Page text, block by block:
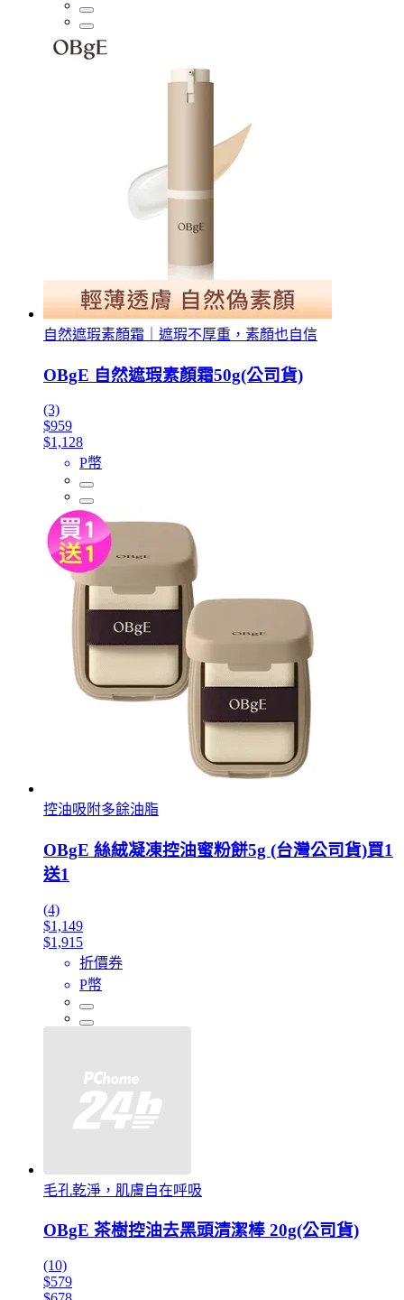
自然遮瑕素顏霜｜遮瑕不厚重，素顏也自信
OBgE 自然遮瑕素顏霜50g(公司貨)
(3)
$959
$1,128
P幣
控油吸附多餘油脂
OBgE 絲絨凝凍控油蜜粉餅5g (台灣公司貨)買1
送1
(4)
$1,149
$1,915
折價券
P幣
毛孔乾淨，肌膚自在呼吸
OBgE 茶樹控油去黑頭清潔棒 20g(公司貨)
(10)
$579